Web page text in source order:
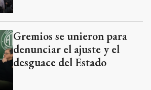
Gremios se unieron para
denunciar el ajuste y el
desguace del Estado